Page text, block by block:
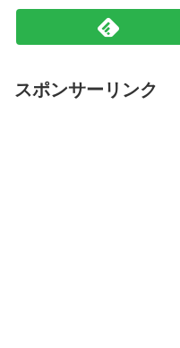
スポンサーリンク